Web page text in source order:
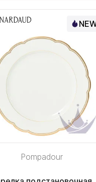
Pompadour